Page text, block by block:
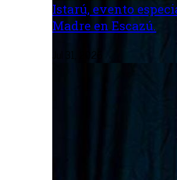
Istarú, evento
Madre en Escazú.
Jul 31, 2026